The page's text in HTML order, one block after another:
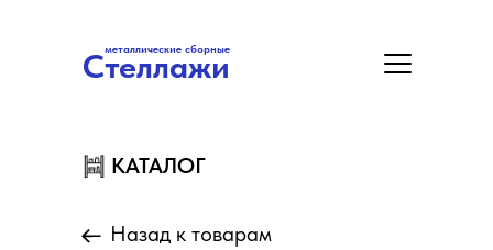
Стеллажи
металлические сборные
Стеллажи
КАТАЛОГ
Назад к товарам